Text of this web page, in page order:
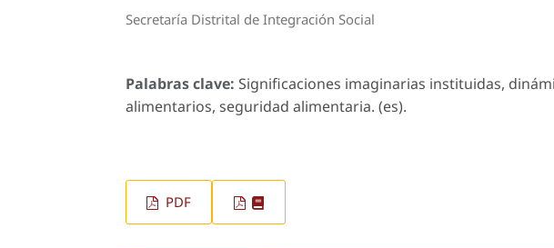
Secretaría Distrital de Integración Social
Palabras clave: Significaciones imaginarias instituidas,
alimentarios, seguridad alimentaria. (es).
PDF